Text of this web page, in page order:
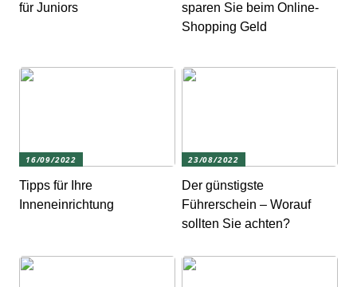
für Juniors
sparen Sie beim Online-
Shopping Geld
16/09/2022
Tipps für Ihre
Inneneinrichtung
23/08/2022
Der günstigste
Führerschein – Worauf
sollten Sie achten?